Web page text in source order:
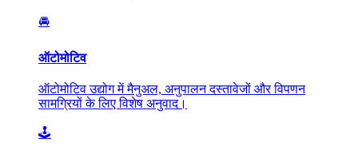
🚘
ऑटोमोटिव
ऑटोमोटिव उद्योग में मैनुअल, अनुपालन दस्तावेजों और विपणन
सामग्रियों के लिए विशेष अनुवाद।
🕹️